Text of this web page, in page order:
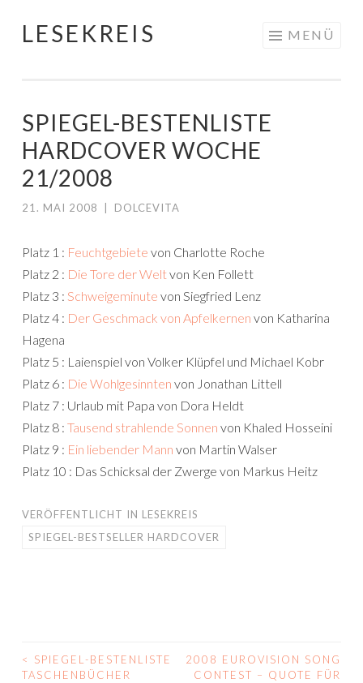
Springe
LESEKREIS MENÜ
SPIEGEL-BESTENLISTE
HARDCOVER WOCHE
21/2008
21. MAI 2008 DOLCEVITA
Platz 1 : Feuchtgebiete von Charlotte Roche
Platz 2 : Die Tore der Weltvon Ken Follett
Platz 3 : Schweigeminute von Siegfried Lenz
Platz 4 : Der Geschmack von Apfelkernen von Katharina
Hagena
Platz 5 : Laienspiel von Volker Klüpfel und Michael Kobr
Platz 6 : Die Wohlgesinnten von Jonathan Littell
Platz 7 : Urlaub mit Papa von Dora Heldt
Platz 8 : Tausend strahlende Sonnen von Khaled Hosseini
Platz 9 : Ein liebender Mann von Martin Walser
Platz 10 : Das Schicksal der Zwerge von Markus Heitz
VERÖFFENTLICHT IN LESEKREIS
SPIEGEL-BESTSELLER HARDCOVER
BEITRAGS-
<
SPIEGEL-BESTENLISTE
TASCHENBÜCHER
2008 EUROVISION SONG
CONTEST – QUOTE FÜR